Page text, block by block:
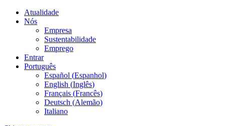
Atualidade
Nós
Empresa
Sustentabilidade
Emprego
Entrar
Português
Español (Espanhol)
English (Inglês)
Français (Francês)
Deutsch (Alemão)
Italiano